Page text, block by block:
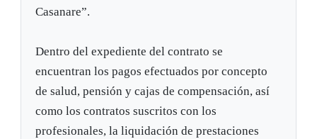
Casanare”.
Dentro del expediente del contrato se
encuentran los pagos efectuados por concepto
de salud, pensión y cajas de compensación, así
como los contratos suscritos con los
profesionales, la liquidación de prestaciones